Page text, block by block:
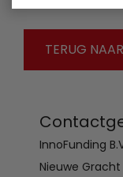
TERUG
InnoFunding
Nieuwe Gracht